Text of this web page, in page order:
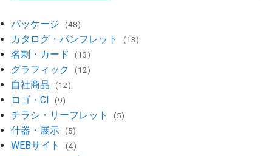
パッケージ (48)
カタログ・パンフレット (13)
名刺・カード (13)
グラフィック (12)
自社商品 (12)
ロゴ・CI (9)
チラシ・リーフレット (5)
什器・展示 (5)
WEBサイト (4)